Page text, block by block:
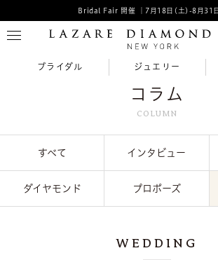
Bridal Fair 開催 ｜7月18日(土)-8月31
ブライダル ジュエリー
コラム
COLUMN
すべて インタビュー
ダイヤモンド プロポーズ
WEDDING